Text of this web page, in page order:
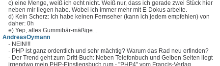
c) eine Menge, weiß ich echt nicht. Weiß nur, dass ich gerade zwei Stück hier
neben mir liegen habe. Wobei ich immer mehr mit E-Dokus arbeite.
d) Kein Scherz: Ich habe keinen Fernseher (kann ich jedem empfehlen) von
daher: 0h
e) Yep, alles Gummibär-mäßige...
AndreasOymann
- NEIN!!!
- PHP ist ganz ordentlich und sehr mächtig? Warum das Rad neu erfinden?
- Der Trend geht zum Dritt-Buch: Neben Telefonbuch und Gelben Seiten liegt
irgendwo mein PHP-Einstiegsbuch rum - "PHP4" vom Francis-Verlag,